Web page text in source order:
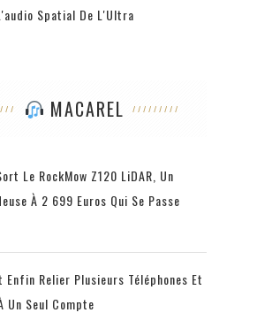
Spatial De L'Ultra
MACAREL
Le RockMow Z120 LiDAR, Un
À 2 699 Euros Qui Se Passe
Enfin Relier Plusieurs Téléphones Et
Un Seul Compte